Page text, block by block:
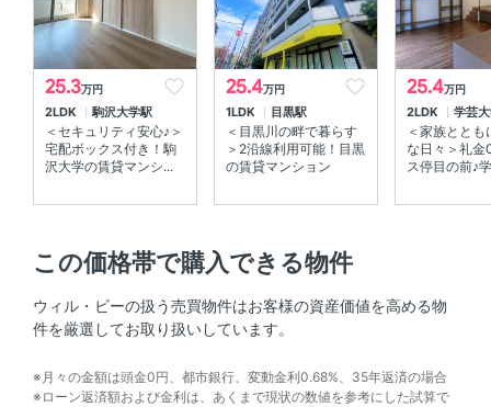
初期費用概算
約817,000円
内訳を見る
めやす賃料 表示 275,208円 ／ 月
契約期間 普通賃貸借契約 02年00ヶ月
保証会社利用
初回保証委託料50％ (最低15000円)2年目以降：10000
円/年
鍵交換費用 22000円（税込）
25.3万円
2LDK 駒沢大学駅
＜セキュリティ安心♪＞
宅配ボックス付き！駒
沢大学の賃貸マンシ...
25.4万円
1LDK 目黒駅
＜目黒川の畔で暮らす
＞2沿線利用可能！目黒
の賃貸マンション
25.4万円
2LDK 学芸
＜家族ととも
な日々＞礼金
ス停目の前♪
この価格帯で購入できる物件
ウィル・ビーの扱う売買物件はお客様の資産価値を高める物
件を厳選してお取り扱いしています。
※月々の金額は頭金0円、都市銀行、変動金利0.68%、35年返済の場合
※ローン返済額および金利は、あくまで現状の数値を参考にした試算で